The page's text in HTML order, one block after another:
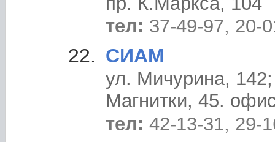
тел: 37-49-97, 20-
СИАМ
ул. Мичурина,
Магнитки, 45.
тел: 42-13-31, 29-